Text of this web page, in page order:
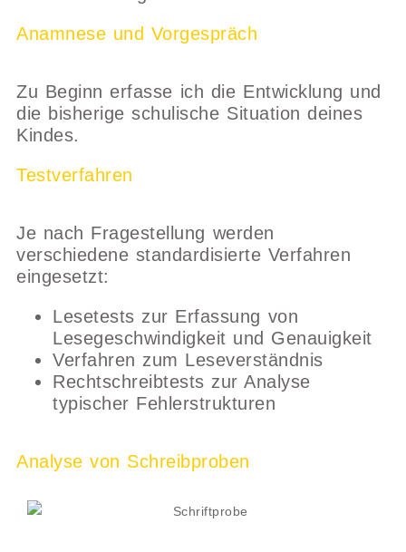
Anamnese und Vorgespräch
Zu Beginn erfasse ich die Entwicklung und
die bisherige schulische Situation deines
Kindes.
Testverfahren
Je nach Fragestellung werden
verschiedene standardisierte Verfahren
eingesetzt:
Lesetests zur Erfassung von
Lesegeschwindigkeit und Genauigkeit
Verfahren zum Leseverständnis
Rechtschreibtests zur Analyse
typischer Fehlerstrukturen
Analyse von Schreibproben